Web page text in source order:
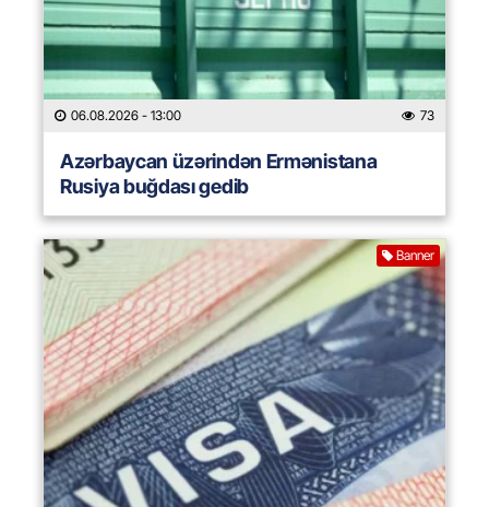
06.08.2026 - 13:00 73
Azərbaycan üzərindən Ermənistana
Rusiya buğdası gedib
Banner